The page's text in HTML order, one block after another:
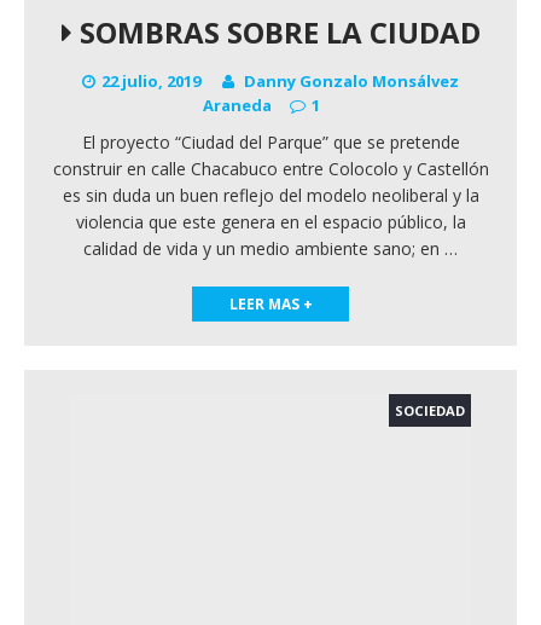
SOMBRAS SOBRE LA CIUDAD
22 julio, 2019
Danny Gonzalo Monsálvez
Araneda
1
El proyecto “Ciudad del Parque” que se pretende
construir en calle Chacabuco entre Colocolo y Castellón
es sin duda un buen reflejo del modelo neoliberal y la
violencia que este genera en el espacio público, la
calidad de vida y un medio ambiente sano; en …
LEER MAS +
SOCIEDAD